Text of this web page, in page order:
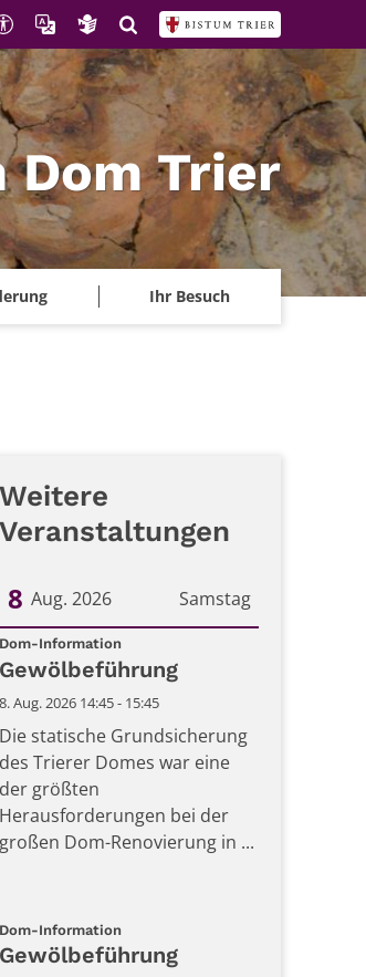
Dom Trier
Ihr Besuch
Weitere
Veranstaltungen
Samstag
8 Aug. 2026
Datum: 8. August 2026
Dom-Information:
Gewölbeführung
8. Aug. 2026 14:45 - 15:45
Die statische Grundsicherung
des Trierer Domes war eine
der größten
Herausforderungen bei der
großen Dom-Renovierung in ...
Dom-Information:
Gewölbeführung